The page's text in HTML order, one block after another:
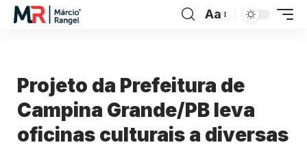
Aa
Projeto da Prefeitura de
Campina Grande/PB leva
oficinas culturais a diversas